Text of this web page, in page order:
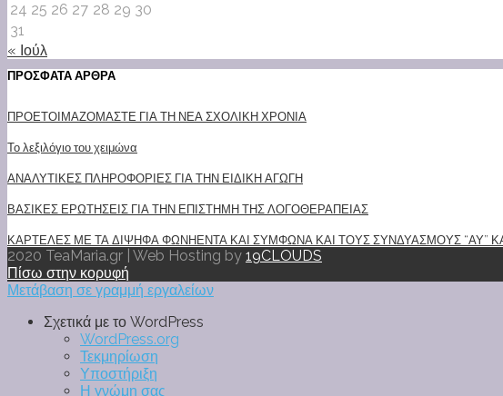
24 25 26 27 28 29 30
31
« Ιούλ
ΠΡΟΣΦΑΤΑ ΑΡΘΡΑ
ΠΡΟΕΤΟΙΜΑΖΟΜΑΣΤΕ ΓΙΑ ΤΗ ΝΕΑ ΣΧΟΛΙΚΗ ΧΡΟΝΙΑ
Το λεξιλόγιο του χειμώνα
ΑΝΑΛΥΤΙΚΕΣ ΠΛΗΡΟΦΟΡΙΕΣ ΓΙΑ ΤΗΝ ΕΙΔΙΚΗ ΑΓΩΓΗ
ΒΑΣΙΚΕΣ ΕΡΩΤΗΣΕΙΣ ΓΙΑ ΤΗΝ ΕΠΙΣΤΗΜΗ ΤΗΣ ΛΟΓΟΘΕΡΑΠΕΙΑΣ
ΚΑΡΤΕΛΕΣ ΜΕ ΤΑ ΔΙΨΗΦΑ ΦΩΝΗΕΝΤΑ ΚΑΙ ΣΥΜΦΩΝΑ ΚΑΙ ΤΟΥΣ ΣΥΝΔΥΑΣΜΟΥΣ “ΑΥ”
2020 TeaMaria.gr | Web Hosting by 19CLOUDS
Πίσω στην κορυφή
Μετάβαση σε γραμμή εργαλείων
Σχετικά με το WordPress
WordPress.org
Τεκμηρίωση
Υποστήριξη
Η γνώμη σας